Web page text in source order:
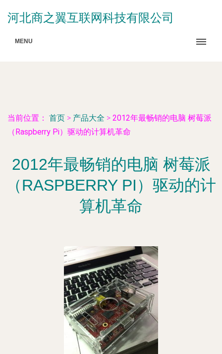
河北商之翼互联网科技有限公司
MENU
当前位置： 首页 > 产品大全 > 2012年最畅销的电脑 树莓派
（Raspberry Pi）驱动的计算机革命
2012年最畅销的电脑 树莓派
（RASPBERRY PI）驱动的计
算机革命